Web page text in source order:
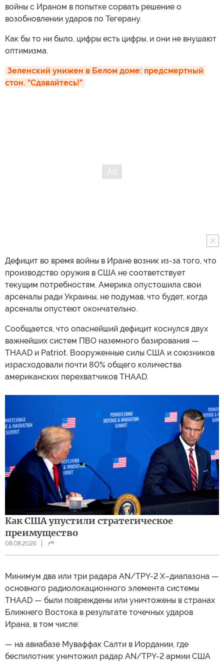
войны с Ираном в попытке сорвать решение о
возобновлении ударов по Тегерану.
Как бы то ни было, цифры есть цифры, и они не внушают
оптимизма.
Зеленский унижен в Белом доме: предсмертный
стон. "Сдавайтесь!"
Дефицит во время войны в Иране возник из-за того, что
производство оружия в США не соответствует
текущим потребностям. Америка опустошила свои
арсеналы ради Украины, не подумав, что будет, когда
арсеналы опустеют окончательно.
Сообщается, что опаснейший дефицит коснулся двух
важнейших систем ПВО наземного базирования —
THAAD и Patriot. Вооруженные силы США и союзников
израсходовали почти 80% общего количества
американских перехватчиков THAAD.
Как США упустили стратегическое
преимущество
08.08.2026
Минимум два или три радара AN/TPY-2 X–диапазона —
основного радиолокационного элемента системы
THAAD — были повреждены или уничтожены в странах
Ближнего Востока в результате точечных ударов
Ирана, в том числе:
— на авиабазе Муваффак Салти в Иордании, где
беспилотник уничтожил радар AN/TPY-2 армии США